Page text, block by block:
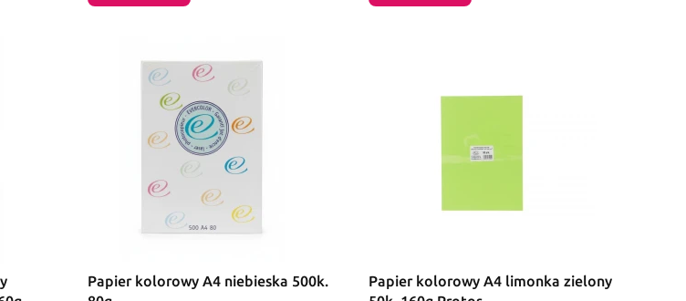
Papier kolorowy A4 niebieska 500k.
Papier kolorowy A4 limonka zielony